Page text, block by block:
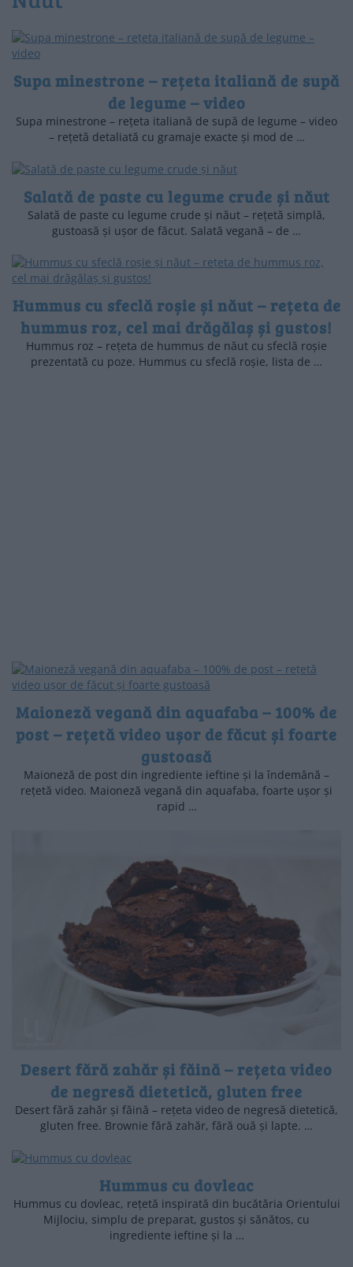
Supa minestrone – rețeta italiană de supă
de legume – video
Supa minestrone – rețeta italiană de supă de legume – video
– rețetă detaliată cu gramaje exacte și mod de …
Salată de paste cu legume crude și năut
Salată de paste cu legume crude și năut – rețetă simplă,
gustoasă și ușor de făcut. Salată vegană – de …
Hummus cu sfeclă roșie și năut – rețeta de
hummus roz, cel mai drăgălaș și gustos!
Hummus roz – rețeta de hummus de năut cu sfeclă roșie
prezentată cu poze. Hummus cu sfeclă roșie, lista de …
Maioneză vegană din aquafaba – 100% de
post – rețetă video ușor de făcut și foarte
gustoasă
Maioneză de post din ingrediente ieftine și la îndemână –
rețetă video. Maioneză vegană din aquafaba, foarte ușor și
rapid …
Desert fără zahăr și făină – rețeta video
de negresă dietetică, gluten free
Desert fără zahăr și făină – rețeta video de negresă dietetică,
gluten free. Brownie fără zahăr, fără ouă și lapte. …
Hummus cu dovleac
Hummus cu dovleac, rețetă inspirată din bucătăria Orientului
Mijlociu, simplu de preparat, gustos și sănătos, cu
ingrediente ieftine și la …